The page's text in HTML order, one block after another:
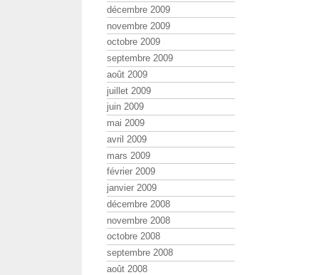
décembre 2009
novembre 2009
octobre 2009
septembre 2009
août 2009
juillet 2009
juin 2009
mai 2009
avril 2009
mars 2009
février 2009
janvier 2009
décembre 2008
novembre 2008
octobre 2008
septembre 2008
août 2008